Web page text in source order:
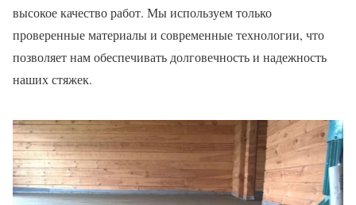
высокое качество работ. Мы используем только
проверенные материалы и современные технологии, что
позволяет нам обеспечивать долговечность и надежность
наших стяжек.